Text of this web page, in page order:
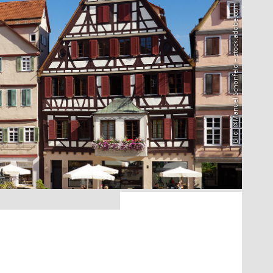
Bild: @Manuel Schönfeld – stock.adobe.com